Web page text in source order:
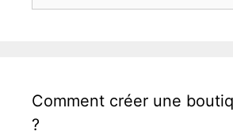
Comment créer une
?